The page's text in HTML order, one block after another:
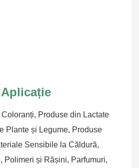
Aplicație
Produse din Lactate
Plante și Legume, Produse
Sensibile la Căldură,
Polimeri și Rășini, Parfumuri,